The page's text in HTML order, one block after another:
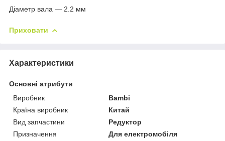
Діаметр вала — 2.2 мм
Приховати
Характеристики
Основні атрибути
Виробник
Bambi
Країна виробник
Китай
Вид запчастини
Редуктор
Призначення
Для електромобіля